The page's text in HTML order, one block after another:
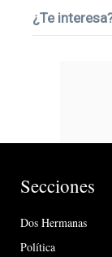
¿Te
Secciones
Dos Hermanas
Política